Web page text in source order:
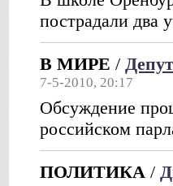
пострадали два
В МИРЕ /
7-5-2010, 20:17
Обсуждение
российском
ПОЛИТИКА /